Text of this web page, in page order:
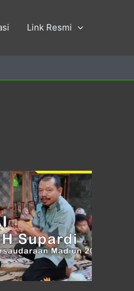
Link Resmi